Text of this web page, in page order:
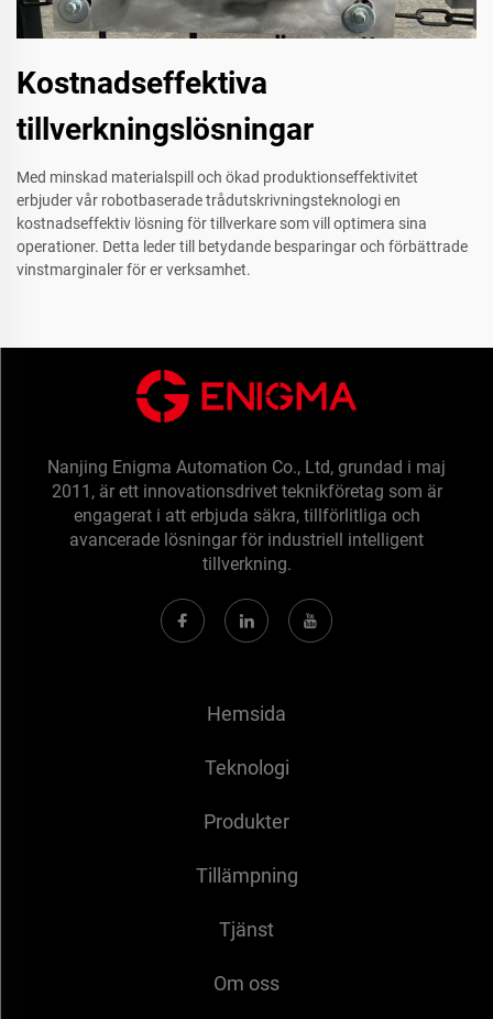
Kostnadseffektiva
tillverkningslösningar
Med minskad materialspill och ökad produktionseffektivitet
erbjuder vår robotbaserade trådutskrivningsteknologi en
kostnadseffektiv lösning för tillverkare som vill optimera sina
operationer. Detta leder till betydande besparingar och förbättrade
vinstmarginaler för er verksamhet.
Nanjing Enigma Automation Co., Ltd, grundad i maj
2011, är ett innovationsdrivet teknikföretag som är
engagerat i att erbjuda säkra, tillförlitliga och
avancerade lösningar för industriell intelligent
tillverkning.
Hemsida
Teknologi
Produkter
Tillämpning
Tjänst
Om oss